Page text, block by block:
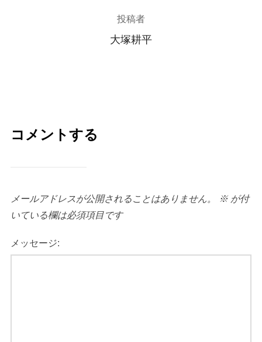
投稿者
大塚耕平
コメントする
メールアドレスが公開されることはありません。 ※が付
いている欄は必須項目です
メッセージ: